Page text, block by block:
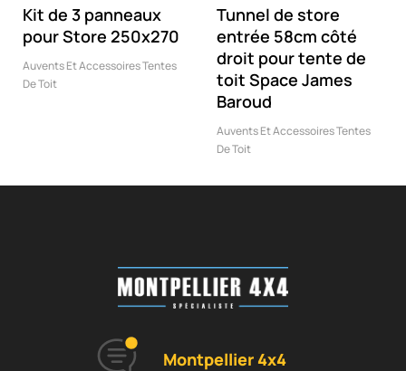
Kit de 3 panneaux
pour Store 250x270
Auvents Et Accessoires Tentes
De Toit
Tunnel de store
entrée 58cm côté
droit pour tente de
toit Space James
Baroud
Auvents Et Accessoires Tentes
De Toit
Montpellier 4x4